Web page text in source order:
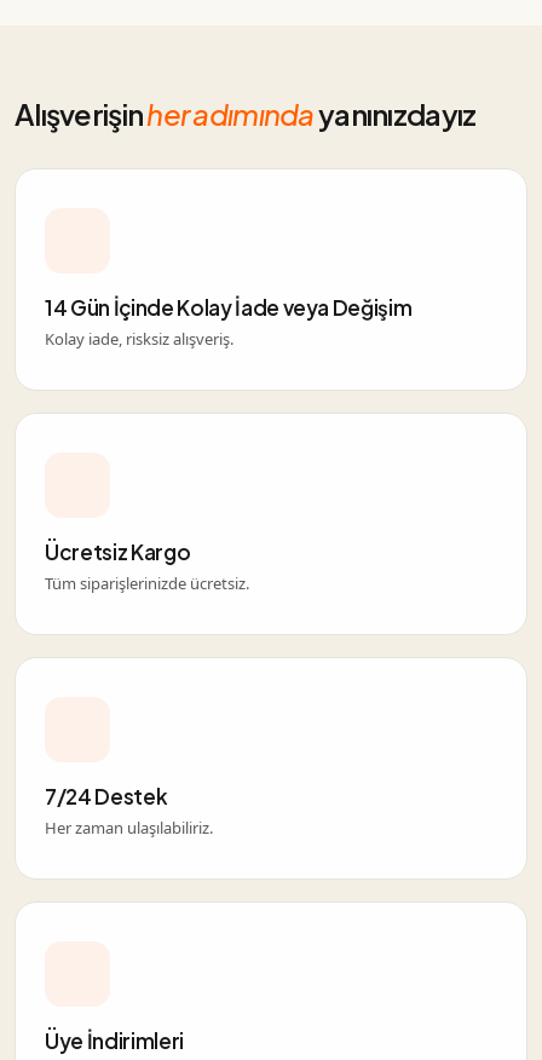
Alışverişinher adımındayanınızdayız
14 Gün İçinde Kolay İade veya Değişim
Kolay iade, risksiz alışveriş.
Ücretsiz Kargo
Tüm siparişlerinizde ücretsiz.
7/24 Destek
Her zaman ulaşılabiliriz.
Üye İndirimleri